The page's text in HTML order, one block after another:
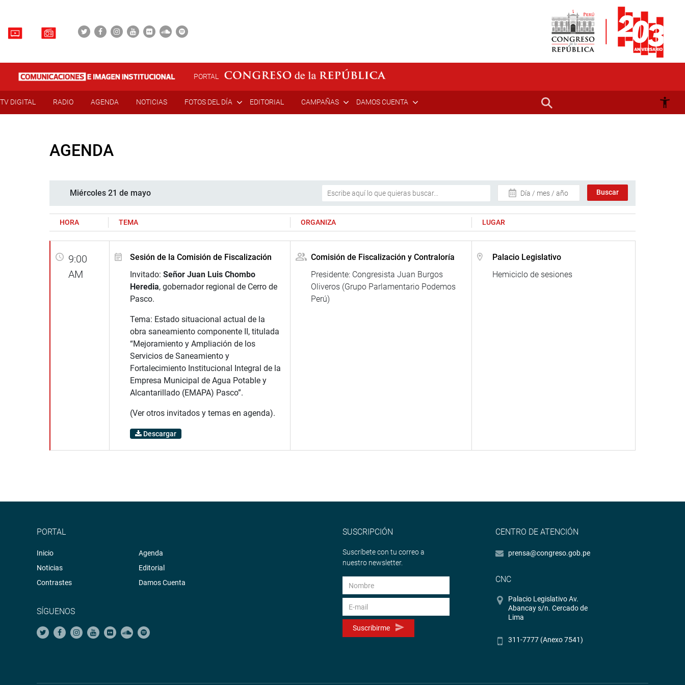
PORTAL
TV DIGITAL RADIO AGENDA NOTICIAS FOTOS DEL DÍA EDITORIAL CAMPAÑAS DAMOS CUENTA
AGENDA
Miércoles 21 de mayo Día / mes / año
HORA TEMA ORGANIZA LUGAR
9:00
AM
Sesión de la Comisión de Fiscalización
Invitado: Señor Juan Luis Chombo
Heredia, gobernador regional de Cerro de
Pasco.
Tema: Estado situacional actual de la
obra saneamiento componente II, titulada
“Mejoramiento y Ampliación de los
Servicios de Saneamiento y
Fortalecimiento Institucional Integral de la
Empresa Municipal de Agua Potable y
Alcantarillado (EMAPA) Pasco”.
(Ver otros invitados y temas en agenda).
Descargar
Comisión de Fiscalización y Contraloría
Presidente: Congresista Juan Burgos
Oliveros (Grupo Parlamentario Podemos
Perú)
Palacio Legislativo
Hemiciclo de sesiones
PORTAL
Inicio
Noticias
Contrastes
Agenda
Editorial
Damos Cuenta
SÍGUENOS
SUSCRIPCIÓN
Suscríbete con tu correo a
nuestro newsletter.
Suscribirme
CENTRO DE ATENCIÓN
prensa@congreso.gob.pe
CNC
Palacio Legislativo Av.
Abancay s/n. Cercado de
Lima
311-7777 (Anexo 7541)